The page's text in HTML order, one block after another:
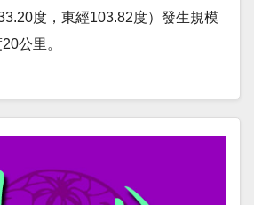
度，東經103.82度）發生規模
公里。